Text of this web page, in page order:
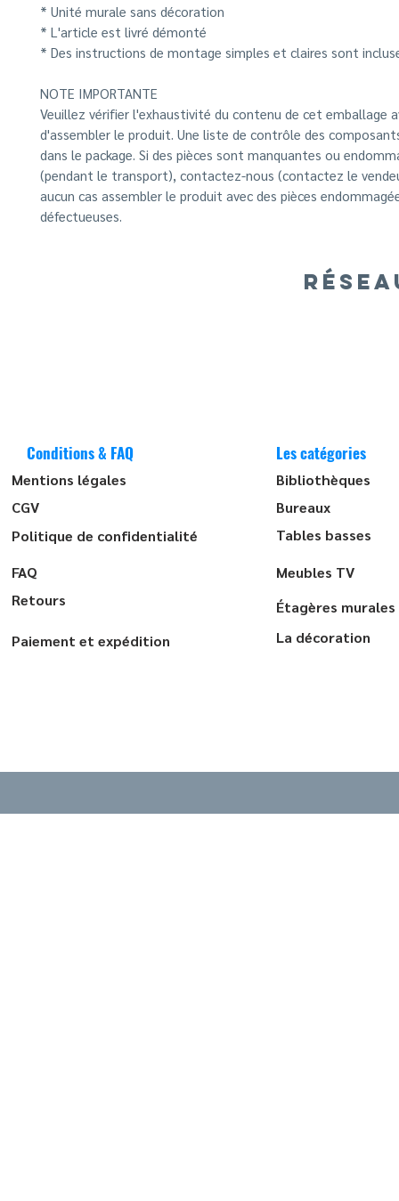
* Unité murale sans décoration
* L'article est livré démonté
* Des instructions de montage simples et claires sont
NOTE IMPORTANTE
Veuillez vérifier l'exhaustivité du contenu de cet emballage
d'assembler le produit. Une liste de contrôle des
dans le package. Si des pièces sont manquantes ou
(pendant le transport), contactez-nous (contactez le
aucun cas assembler le produit avec des pièces
défectueuses.
Conditions & FAQ
Mentions légales
CGV
Politique de confidentialité
FAQ
Retours
Paiement et expédition
Les catégories
Bibliothèques
Bureaux
Tables basses
Meubles TV
Étagères murales
La décoration